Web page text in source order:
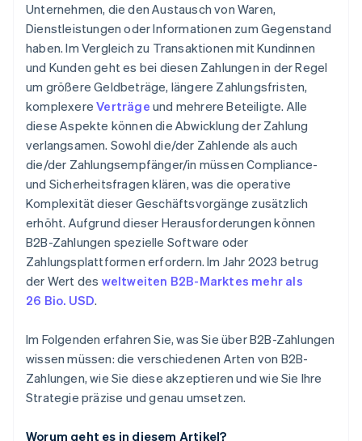
Unternehmen, die den Austausch von Waren,
Dienstleistungen oder Informationen zum Gegenstand
haben. Im Vergleich zu Transaktionen mit Kundinnen
und Kunden geht es bei diesen Zahlungen in der Regel
um größere Geldbeträge, längere Zahlungsfristen,
komplexereVerträge und mehrere Beteiligte. Alle
diese Aspekte können die Abwicklung der Zahlung
verlangsamen. Sowohl die/der Zahlende als auch
die/der Zahlungsempfänger/in müssen Compliance-
und Sicherheitsfragen klären, was die operative
Komplexität dieser Geschäftsvorgänge zusätzlich
erhöht. Aufgrund dieser Herausforderungen können
B2B-Zahlungen spezielle Software oder
Zahlungsplattformen erfordern. Im Jahr 2023 betrug
der Wert des weltweiten B2B-Marktes mehr als
26 Bio. USD.
Im Folgenden erfahren Sie, was Sie über B2B-Zahlungen
wissen müssen: die verschiedenen Arten von B2B-
Zahlungen, wie Sie diese akzeptieren und wie Sie Ihre
Strategie präzise und genau umsetzen.
Worum geht es in diesem Artikel?